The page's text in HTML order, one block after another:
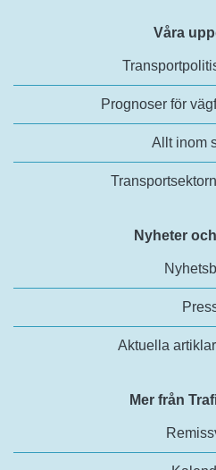
Våra
Prognoser för
Allt inom
Nyheter
Aktuella
Mer från